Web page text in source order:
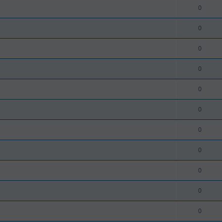
0
0
0
0
0
0
0
0
0
0
0